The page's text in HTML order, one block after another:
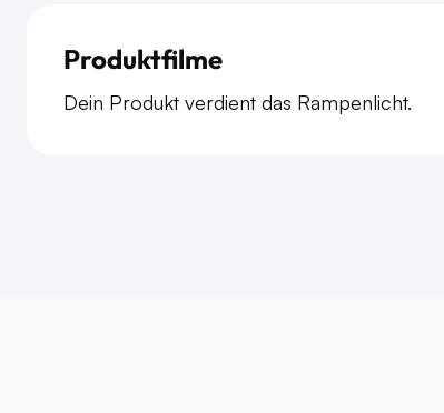
Produktfilme
Dein Produkt verdient das Rampenlicht.